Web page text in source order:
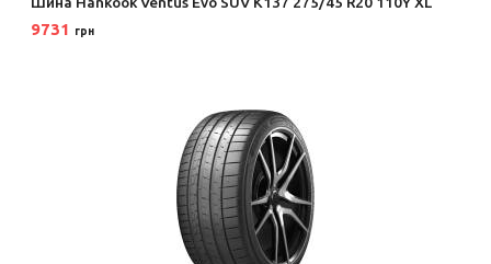
9731 грн